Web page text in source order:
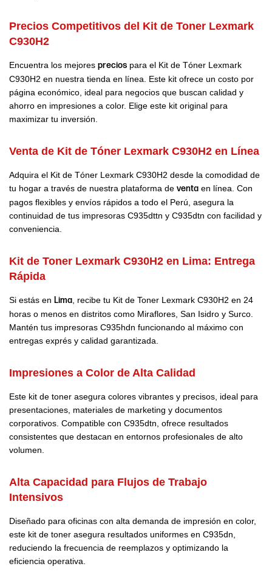
Precios Competitivos del Kit de Toner Lexmark
C930H2
Encuentra los mejores precios para el Kit de Tóner Lexmark
C930H2 en nuestra tienda en línea. Este kit ofrece un costo por
página económico, ideal para negocios que buscan calidad y
ahorro en impresiones a color. Elige este kit original para
maximizar tu inversión.
Venta de Kit de Tóner Lexmark C930H2 en Línea
Adquira el Kit de Tóner Lexmark C930H2 desde la comodidad de
tu hogar a través de nuestra plataforma de venta en línea. Con
pagos flexibles y envíos rápidos a todo el Perú, asegura la
continuidad de tus impresoras C935dttn y C935dtn con facilidad y
conveniencia.
Kit de Toner Lexmark C930H2 en Lima: Entrega
Rápida
Si estás en Lima , recibe tu Kit de Toner Lexmark C930H2 en 24
horas o menos en distritos como Miraflores, San Isidro y Surco.
Mantén tus impresoras C935hdn funcionando al máximo con
entregas exprés y calidad garantizada.
Impresiones a Color de Alta Calidad
Este kit de toner asegura colores vibrantes y precisos, ideal para
presentaciones, materiales de marketing y documentos
corporativos. Compatible con C935dtn, ofrece resultados
consistentes que destacan en entornos profesionales de alto
volumen.
Alta Capacidad para Flujos de Trabajo
Intensivos
Diseñado para oficinas con alta demanda de impresión en color,
este kit de toner asegura resultados uniformes en C935dn,
reduciendo la frecuencia de reemplazos y optimizando la
eficiencia operativa.